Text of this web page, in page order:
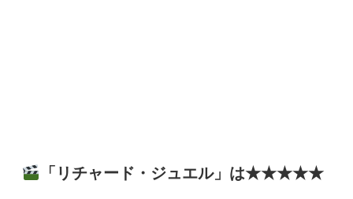
「リチャード・ジュエル」は★★★★★